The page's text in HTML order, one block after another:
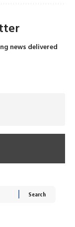
news delivered
कच्चे लहसुन